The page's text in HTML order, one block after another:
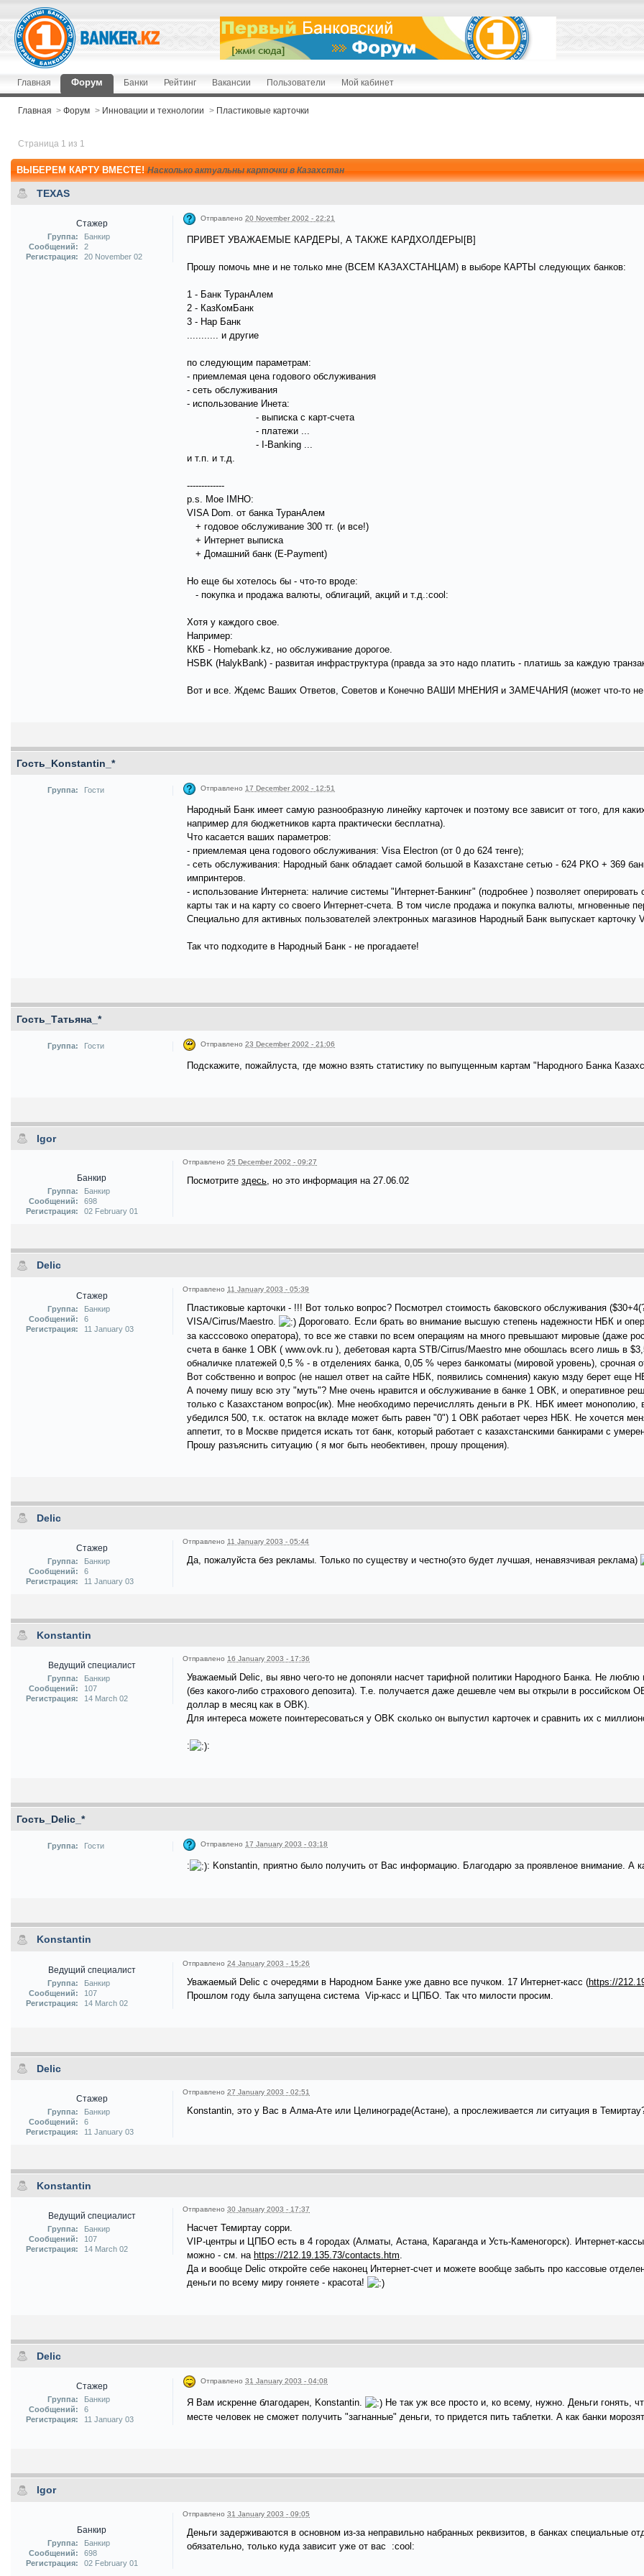
Главная Форум Банки Рейтинг Вакансии Пользователи Мой кабинет
Главная > Форум > Инновации и технологии > Пластиковые карточки
Страница 1 из 1
ВЫБЕРЕМ КАРТУ ВМЕСТЕ!Насколько актуальны карточки в Казахстан
TEXAS
Стажер
Группа:
Банкир
Сообщений:
2
Регистрация:
20 November 02
Отправлено 20 November 2002 - 22:21
ПРИВЕТ УВАЖАЕМЫЕ КАРДЕРЫ, А ТАКЖЕ КАРДХОЛДЕРЫ[B]
Прошу помочь мне и не только мне (ВСЕМ КАЗАХСТАНЦАМ) в выборе КАРТЫ следующих банков:
1 - Банк ТуранАлем
2 - КазКомБанк
3 - Нар Банк
........... и другие
по следующим параметрам:
- приемлемая цена годового обслуживания
- сеть обслуживания
- использование Инета:
- выписка с карт-счета
- платежи ...
- I-Banking ...
и т.п. и т.д.
-------------
p.s. Мое IMHO:
VISA Dom. от банка ТуранАлем
+ годовое обслуживание 300 тг. (и все!)
+ Интернет выписка
+ Домашний банк (E-Payment)
Но еще бы хотелось бы - что-то вроде:
- покупка и продажа валюты, облигаций, акций и т.д.:cool:
Хотя у каждого свое.
Например:
ККБ - Homebank.kz, но обслуживание дорогое.
HSBK (HalykBank) - развитая инфраструктура (правда за это надо платить - платишь за каждую
Вот и все. Ждемс Ваших Ответов, Советов и Конечно ВАШИ МНЕНИЯ и ЗАМЕЧАНИЯ (может что-то не
Гость_Konstantin_*
Группа: Гости Отправлено 17 December 2002 - 12:51
Народный Банк имеет самую разнообразную линейку карточек и поэтому все зависит от того, для
например для бюджетников карта практически бесплатна).
Что касается ваших параметров:
- приемлемая цена годового обслуживания: Visa Electron (от 0 до 624 тенге);
- сеть обслуживания: Народный банк обладает самой большой в Казахстане сетью - 624 РКО + 369
импринтеров.
- использование Интернета: наличие системы "Интернет-Банкинг" (подробнее ) позволяет
карты так и на карту со своего Интернет-счета. В том числе продажа и покупка валюты, мгновенные
Специально для активных пользователей электронных магазинов Народный Банк выпускает карточку
Так что подходите в Народный Банк - не прогадаете!
Гость_Татьяна_*
Группа: Гости Отправлено 23 December 2002 - 21:06
Подскажите, пожайлуста, где можно взять статистику по выпущенным картам "Народного Банка
Igor
Банкир
Группа:
Банкир
Сообщений:
698
Регистрация:
02 February 01
Отправлено 25 December 2002 - 09:27
Посмотрите здесь, но это информация на 27.06.02
Delic
Стажер
Группа:
Банкир
Сообщений:
6
Регистрация:
11 January 03
Отправлено 11 January 2003 - 05:39
Пластиковые карточки - !!! Вот только вопрос? Посмотрел стоимость баковского обслуживания
VISA/Cirrus/Maestro.
Дороговато. Если брать во внимание высшую степень надежности НБК и
за касссовоко оператора), то все же ставки по всем операциям на много превышают мировые (даже
счета в банке 1 ОВК ( www.ovk.ru ), дебетовая карта STB/Cirrus/Maestro мне обошлась всего лишь в
обналичке платежей 0,5 % - в отделениях банка, 0,05 % через банкоматы (мировой уровень), срочная
Вот собственно и вопрос (не нашел ответ на сайте НБК, появились сомнения) какую мзду берет еще
А почему пишу всю эту "муть"? Мне очень нравится и обслуживание в банке 1 ОВК, и оперативное
только с Казахстаном вопрос(ик). Мне необходимо перечисллять деньги в РК. НБК имеет
убедился 500, т.к. остаток на вкладе может быть равен "0") 1 ОВК работает через НБК. Не хочется
аппетит, то в Москве придется искать тот банк, который работает с казахстанскими банкирами с
Прошу разъяснить ситуацию ( я мог быть необективен, прошу прощения).
Delic
Стажер
Группа:
Банкир
Сообщений:
6
Регистрация:
11 January 03
Отправлено 11 January 2003 - 05:44
Да, пожалуйста без рекламы. Только по существу и честно(это будет лучшая, ненавязчивая реклама)
Konstantin
Ведущий специалист
Группа:
Банкир
Сообщений:
107
Регистрация:
14 March 02
Отправлено 16 January 2003 - 17:36
Уважаемый Delic, вы явно чего-то не допоняли насчет тарифной политики Народного Банка. Не люблю
(без какого-либо страхового депозита). Т.е. получается даже дешевле чем вы открыли в российском
доллар в месяц как в OBK).
Для интереса можете поинтересоваться у OBK сколько он выпустил карточек и сравнить их с
: :
Гость_Delic_*
Группа: Гости Отправлено 17 January 2003 - 03:18
: : Konstantin, приятно было получить от Вас информацию. Благодарю за проявленое внимание. А
Konstantin
Ведущий специалист
Группа:
Банкир
Сообщений:
107
Регистрация:
14 March 02
Отправлено 24 January 2003 - 15:26
Уважаемый Delic с очередями в Народном Банке уже давно все пучком. 17 Интернет-касс (https://
Прошлом году была запущена система Vip-касс и ЦПБО. Так что милости просим.
Delic
Стажер
Группа:
Банкир
Сообщений:
6
Регистрация:
11 January 03
Отправлено 27 January 2003 - 02:51
Konstantin, это у Вас в Алма-Ате или Целинограде(Астане), а прослеживается ли ситуация в
Konstantin
Ведущий специалист
Группа:
Банкир
Сообщений:
107
Регистрация:
14 March 02
Отправлено 30 January 2003 - 17:37
Насчет Темиртау сорри.
VIP-центры и ЦПБО есть в 4 городах (Алматы, Астана, Караганда и Усть-Каменогорск). Интернет-
можно - см. на https://212.19.135.73/contacts.htm
Да и вообще Delic откройте себе наконец Интернет-счет и можете вообще забыть про кассовые
деньги по всему миру гоняете - красота!
Delic
Стажер
Группа:
Банкир
Сообщений:
6
Регистрация:
11 January 03
Отправлено 31 January 2003 - 04:08
Я Вам искренне благодарен, Konstantin.
Не так уж все просто и, ко всему, нужно. Деньги
месте человек не сможет получить "загнанные" деньги, то придется пить таблетки. А как банки
Igor
Банкир
Группа:
Банкир
Сообщений:
698
Регистрация:
02 February 01
Отправлено 31 January 2003 - 09:05
Деньги задерживаются в основном из-за неправильно набранных реквизитов, в банках специальные
обязательно, только куда зависит уже от вас :cool: